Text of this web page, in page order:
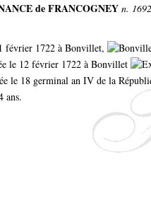
de FRANCOGNEY n.
février 1722 à Bonvillet,
le 12 février 1722 à Bonvillet
le 18 germinal an IV de la
ans.